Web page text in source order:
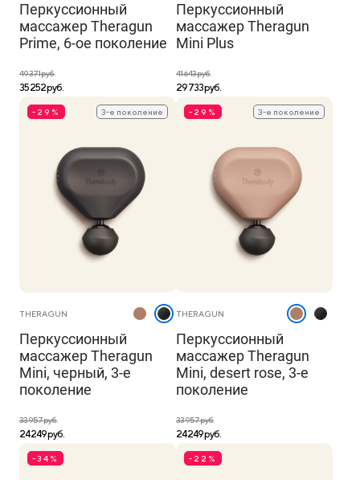
Перкуссионный
массажер Theragun
Prime, 6-ое поколение
49 371 руб.
35 252 руб.
Перкуссионный
массажер Theragun
Mini Plus
41 643 руб.
29 733 руб.
3-е поколение
-29%
THERAGUN
Перкуссионный
массажер Theragun
Mini, черный, 3-е
поколение
33 957 руб.
24 249 руб.
3-е поколение
-29%
THERAGUN
Перкуссионный
массажер Theragun
Mini, desert rose, 3-е
поколение
33 957 руб.
24 249 руб.
-34% -22%